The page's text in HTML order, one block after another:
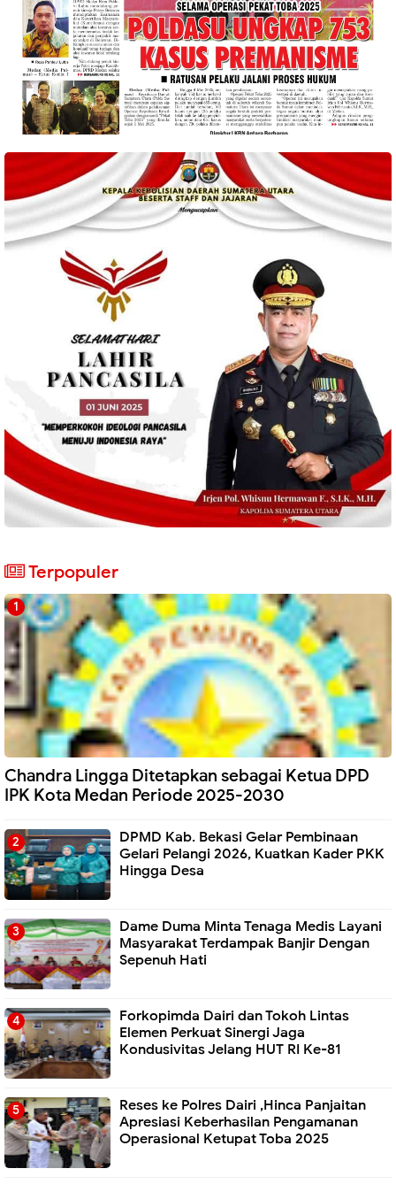
Terpopuler
Chandra Lingga Ditetapkan sebagai Ketua DPD
IPK Kota Medan Periode 2025-2030
DPMD Kab. Bekasi Gelar Pembinaan
Gelari Pelangi 2026, Kuatkan Kader PKK
Hingga Desa
Dame Duma Minta Tenaga Medis Layani
Masyarakat Terdampak Banjir Dengan
Sepenuh Hati
Forkopimda Dairi dan Tokoh Lintas
Elemen Perkuat Sinergi Jaga
Kondusivitas Jelang HUT RI Ke-81
Reses ke Polres Dairi ,Hinca Panjaitan
Apresiasi Keberhasilan Pengamanan
Operasional Ketupat Toba 2025